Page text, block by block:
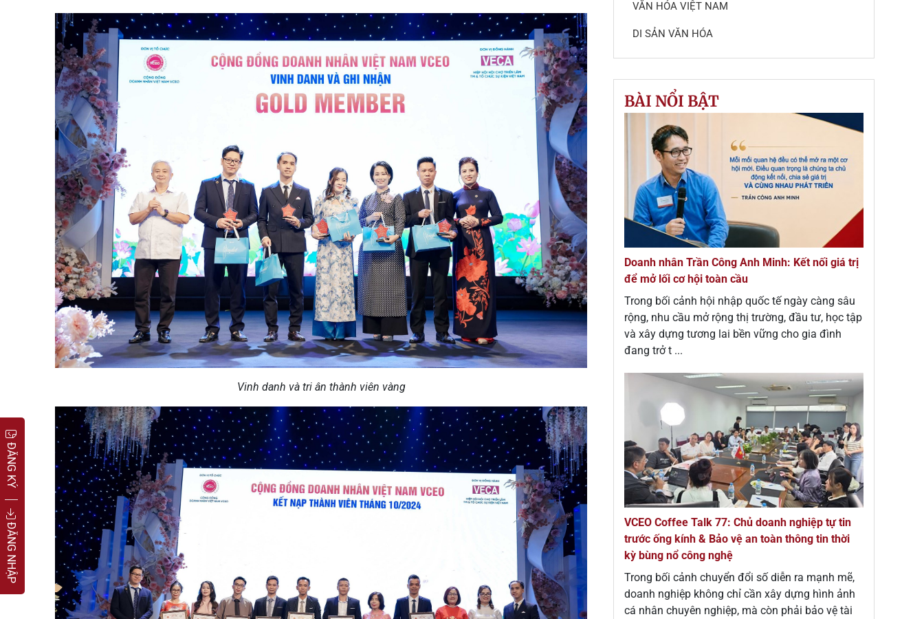
Vinh danh và tri ân thành viên vàng
VĂN HÓA VIỆT NAM
DI SẢN VĂN HÓA
BÀI NỔI BẬT
Doanh nhân Trần Công Anh Minh: Kết nối giá trị
để mở lối cơ hội toàn cầu
Trong bối cảnh hội nhập quốc tế ngày càng sâu
rộng, nhu cầu mở rộng thị trường, đầu tư, học tập
và xây dựng tương lai bền vững cho gia đình
đang trở t ...
VCEO Coffee Talk 77: Chủ doanh nghiệp tự tin
trước ống kính & Bảo vệ an toàn thông tin thời
kỳ bùng nổ công nghệ
Trong bối cảnh chuyển đổi số diễn ra mạnh mẽ,
doanh nghiệp không chỉ cần xây dựng hình ảnh
cá nhân chuyên nghiệp, mà còn phải bảo vệ tài
ĐĂNG KÝ
ĐĂNG NHẬP